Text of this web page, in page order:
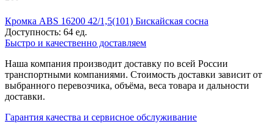
Кромка ABS 16200 42/1,5(101) Бискайская сосна
Доступность: 64 ед.
Быстро и качественно доставляем
Наша компания производит доставку по всей России
транспортными компаниями. Стоимость доставки зависит от
выбранного перевозчика, объёма, веса товара и дальности
доставки.
Гарантия качества и сервисное обслуживание